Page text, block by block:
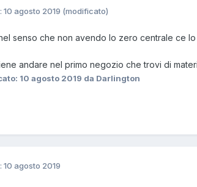
10 agosto 2019 (modificato)
senso che non avendo lo zero centrale ce
andare nel primo negozio che trovi di
10 agosto 2019 da Darlington
10 agosto 2019